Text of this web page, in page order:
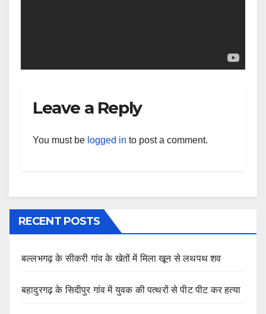
Leave a Reply
You must be logged in to post a comment.
RECENT POSTS
बल्लभगढ़ के सीकरी गांव के खेतों में मिला खून से लथपथ शव
बहादुरगढ़ के सिदीपुर गांव में युवक की पत्थरों से पीट पीट कर हत्या